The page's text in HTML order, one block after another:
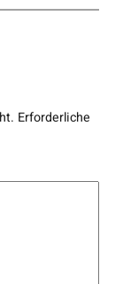
Erforderliche